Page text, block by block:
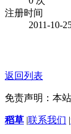
注册时间
2011-10-
返回列表
免责声明：本
稻草 |联系我们 |